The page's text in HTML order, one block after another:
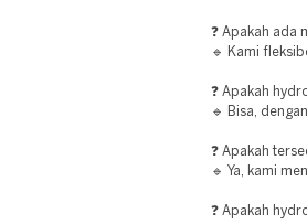
❓ Apakah ada
🔹 Kami
❓ Apakah
🔹 Bisa,
❓ Apakah
🔹 Ya, kami
❓ Apakah